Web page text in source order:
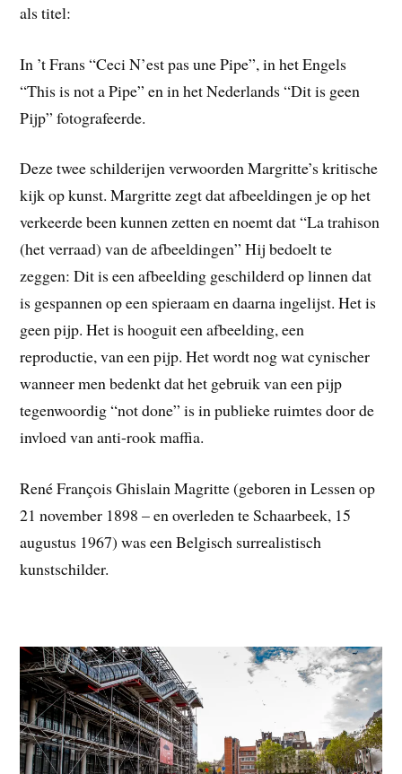
als titel:
In ’t Frans “Ceci N’est pas une Pipe”, in het Engels
“This is not a Pipe” en in het Nederlands “Dit is geen
Pijp” fotografeerde.
Deze twee schilderijen verwoorden Margritte’s kritische
kijk op kunst. Margritte zegt dat afbeeldingen je op het
verkeerde been kunnen zetten en noemt dat “La trahison
(het verraad) van de afbeeldingen” Hij bedoelt te
zeggen: Dit is een afbeelding geschilderd op linnen dat
is gespannen op een spieraam en daarna ingelijst. Het is
geen pijp. Het is hooguit een afbeelding, een
reproductie, van een pijp. Het wordt nog wat cynischer
wanneer men bedenkt dat het gebruik van een pijp
tegenwoordig “not done” is in publieke ruimtes door de
invloed van anti-rook maffia.
René François Ghislain Magritte (geboren in Lessen op
21 november 1898 – en overleden te Schaarbeek, 15
augustus 1967) was een Belgisch surrealistisch
kunstschilder.